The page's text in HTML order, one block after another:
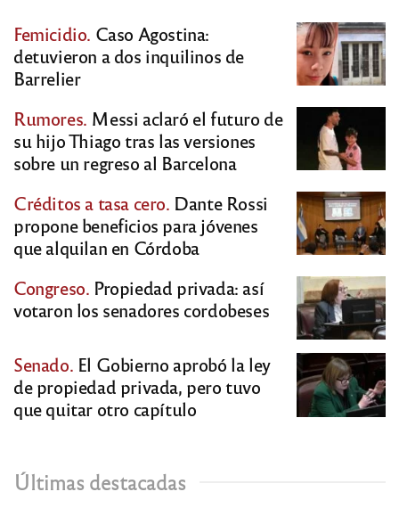
Femicidio. Caso Agostina:
detuvieron a dos inquilinos de
Barrelier
Rumores. Messi aclaró el futuro de
su hijo Thiago tras las versiones
sobre un regreso al Barcelona
Créditos a tasa cero. Dante Rossi
propone beneficios para jóvenes
que alquilan en Córdoba
Congreso. Propiedad privada: así
votaron los senadores cordobeses
Senado. El Gobierno aprobó la ley
de propiedad privada, pero tuvo
que quitar otro capítulo
Últimas destacadas